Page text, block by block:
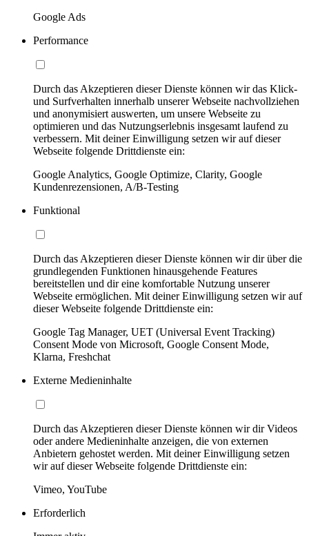
Google Ads
Performance
Durch das Akzeptieren dieser Dienste können wir das Klick-
und Surfverhalten innerhalb unserer Webseite nachvollziehen
und anonymisiert auswerten, um unsere Webseite zu
optimieren und das Nutzungserlebnis insgesamt laufend zu
verbessern. Mit deiner Einwilligung setzen wir auf dieser
Webseite folgende Drittdienste ein:
Google Analytics, Google Optimize, Clarity, Google
Kundenrezensionen, A/B-Testing
Funktional
Durch das Akzeptieren dieser Dienste können wir dir über die
grundlegenden Funktionen hinausgehende Features
bereitstellen und dir eine komfortable Nutzung unserer
Webseite ermöglichen. Mit deiner Einwilligung setzen wir auf
dieser Webseite folgende Drittdienste ein:
Google Tag Manager, UET (Universal Event Tracking)
Consent Mode von Microsoft, Google Consent Mode,
Klarna, Freshchat
Externe Medieninhalte
Durch das Akzeptieren dieser Dienste können wir dir Videos
oder andere Medieninhalte anzeigen, die von externen
Anbietern gehostet werden. Mit deiner Einwilligung setzen
wir auf dieser Webseite folgende Drittdienste ein:
Vimeo, YouTube
Erforderlich